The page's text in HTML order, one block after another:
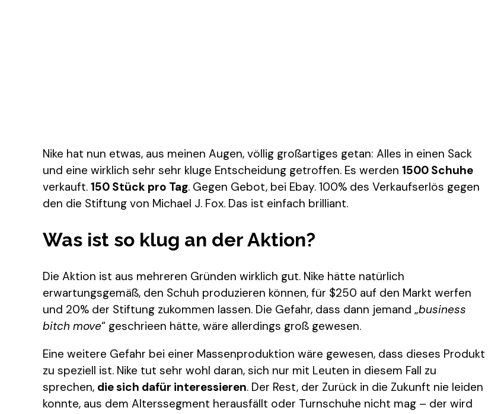
Nike hat nun etwas, aus meinen Augen, völlig großartiges getan: Alles in einen Sack
und eine wirklich sehr sehr kluge Entscheidung getroffen. Es werden 1500 Schuhe
verkauft. 150 Stück pro Tag. Gegen Gebot, bei Ebay. 100% des Verkaufserlös gegen
den die Stiftung von Michael J. Fox. Das ist einfach brilliant.
Was ist so klug an der Aktion?
Die Aktion ist aus mehreren Gründen wirklich gut. Nike hätte natürlich
erwartungsgemäß, den Schuh produzieren können, für $250 auf den Markt werfen
und 20% der Stiftung zukommen lassen. Die Gefahr, dass dann jemand „business
bitch move“ geschrieen hätte, wäre allerdings groß gewesen.
Eine weitere Gefahr bei einer Massenproduktion wäre gewesen, dass dieses Produkt
zu speziell ist. Nike tut sehr wohl daran, sich nur mit Leuten in diesem Fall zu
sprechen, die sich dafür interessieren. Der Rest, der Zurück in die Zukunft nie leiden
konnte, aus dem Alterssegment herausfällt oder Turnschuhe nicht mag – der wird